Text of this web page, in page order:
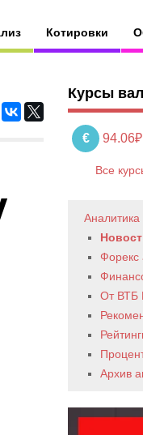
Котировки
Курсы
€ 94.06₽
Все
Аналитика
Форекс
От ВТБ
Архив